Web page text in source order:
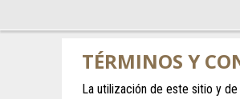
TÉRMINOS Y
La utilización de este sitio y